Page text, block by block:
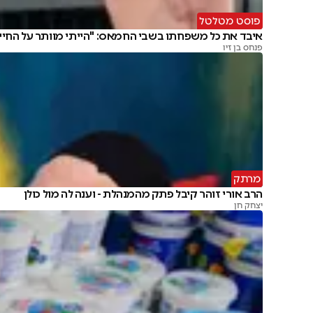
פוסט מטלטל
איבד את כל משפחתו בשבי החמאס: "הייתי מוותר על
פנחס בן זיו
מרתק
הרב אורי זוהר קיבל פתק מהמנהלת - וענה לה מול כולן
יצחק חן